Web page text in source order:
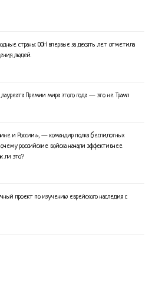
страны: ООН впервые за десять лет отметила
людей.
Премии мира этого года — это не Трамп
и России», — командир полка беспилотных
российские войска начали эффективнее
ли это?
проект по изучению еврейского наследия с